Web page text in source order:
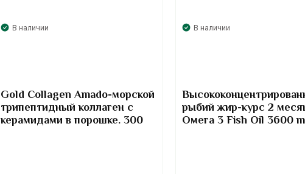
В наличии
Gold Collagen Amado-морской
трипептидный коллаген с
керамидами в порошке. 300
В наличии
рыбий жир-курс 2
Омега 3 Fish Oil 3600